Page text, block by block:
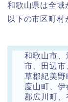
和歌山県は全域
以下の市区町村
和歌山市
市、田辺
草郡紀美
度山町、
郡広川町、